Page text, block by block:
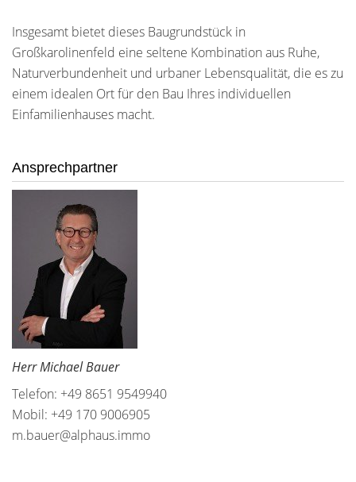
Insgesamt bietet dieses Baugrundstück in
Großkarolinenfeld eine seltene Kombination aus Ruhe,
Naturverbundenheit und urbaner Lebensqualität, die es zu
einem idealen Ort für den Bau Ihres individuellen
Einfamilienhauses macht.
Ansprechpartner
Herr Michael Bauer
Telefon: +49 8651 9549940
Mobil: +49 170 9006905
m.bauer@alphaus.immo